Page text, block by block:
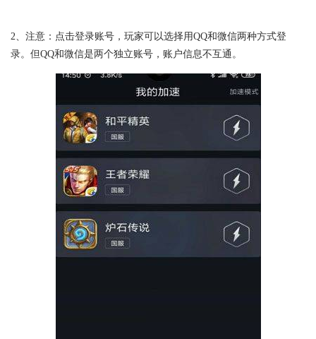
2、注意：点击登录账号，玩家可以选择用QQ和微信两种方式登
录。但QQ和微信是两个独立账号，账户信息不互通。